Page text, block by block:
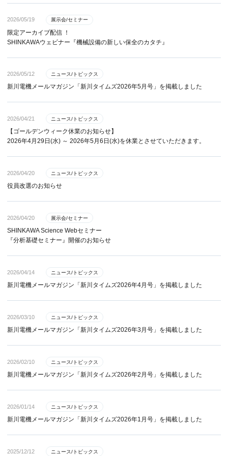
2026/05/19 展示会/セミナー
限定アーカイブ配信 ！
SHINKAWAウェビナー『機械設備の新しい保全のカタチ』
2026/05/12 ニュース/トピックス
新川電機メールマガジン「新川タイムズ2026年5月号」を掲載しました
2026/04/21 ニュース/トピックス
【ゴールデンウィーク休業のお知らせ】
2026年4月29日(水) ～ 2026年5月6日(水)を休業とさせていただきます。
2026/04/20 ニュース/トピックス
役員改選のお知らせ
2026/04/20 展示会/セミナー
SHINKAWA Science Webセミナー
『分析基礎セミナー』開催のお知らせ
2026/04/14 ニュース/トピックス
新川電機メールマガジン「新川タイムズ2026年4月号」を掲載しました
2026/03/10 ニュース/トピックス
新川電機メールマガジン「新川タイムズ2026年3月号」を掲載しました
2026/02/10 ニュース/トピックス
新川電機メールマガジン「新川タイムズ2026年2月号」を掲載しました
2026/01/14 ニュース/トピックス
新川電機メールマガジン「新川タイムズ2026年1月号」を掲載しました
2025/12/12 ニュース/トピックス